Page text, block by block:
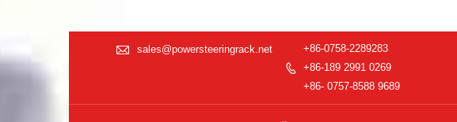
 sales@powersteeringrack.net

+86-0758-2289283
+86-189 2991 0269
+86- 0757-8588 9689